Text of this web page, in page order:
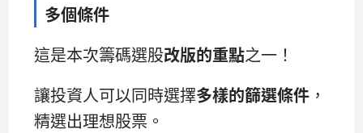
多個條件
這是本次籌碼選股改版的重點之一！
讓投資人可以同時選擇多樣的篩選條件 ，
精選出理想股票。